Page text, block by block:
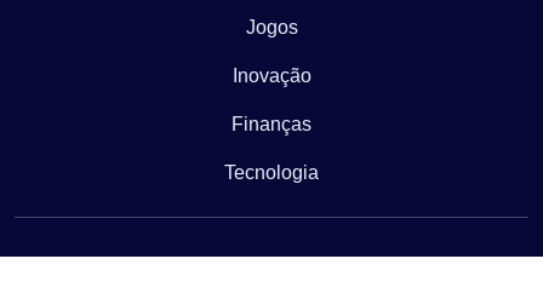
Jogos
Inovação
Finanças
Tecnologia